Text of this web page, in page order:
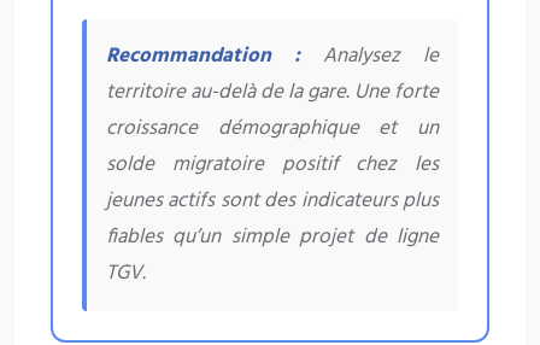
Recommandation :Analysez le
territoire au-delà de la gare. Une forte
croissance démographique et un
solde migratoire positif chez les
jeunes actifs sont des indicateurs plus
fiables qu’un simple projet de ligne
TGV.